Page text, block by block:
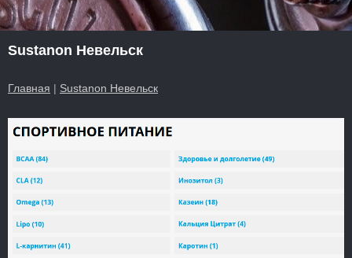
Sustanon Невельск
Главная | Sustanon Невельск